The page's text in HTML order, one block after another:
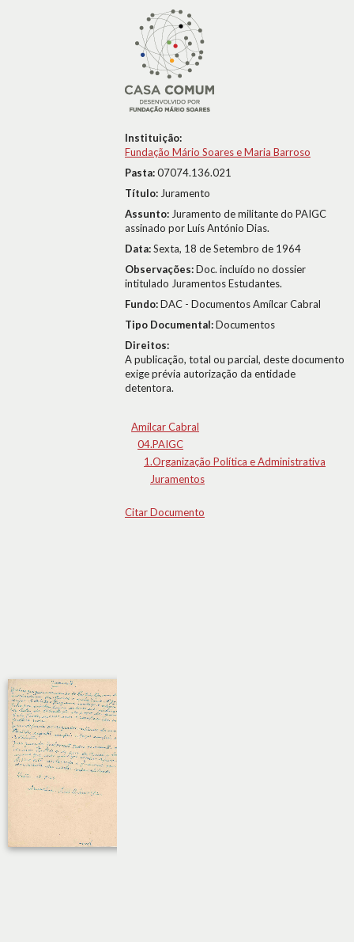
Instituição:
Fundação Mário Soares e Maria Barroso
Pasta:07074.136.021
Título: Juramento
Assunto: Juramento de militante do PAIGC
assinado por Luís António Dias.
Data:Sexta, 18 de Setembro de 1964
Observações:Doc. incluído no dossier
intitulado Juramentos Estudantes.
Fundo:DAC - Documentos Amílcar Cabral
Tipo Documental:Documentos
Direitos:
A publicação, total ou parcial, deste documento
exige prévia autorização da entidade
detentora.
Amílcar Cabral
04.PAIGC
1.Organização Política e Administrativa
Juramentos
Citar Documento